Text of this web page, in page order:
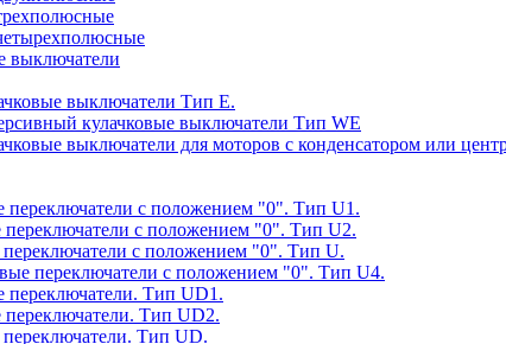
выключатели
выключатели Тип E.
кулачковые выключатели Тип WE
выключатели для моторов с конденсатором или
с положением "0". Тип U1.
с положением "0". Тип U2.
с положением "0". Тип U.
переключатели с положением "0". Тип U4.
Тип UD1.
Тип UD2.
Тип UD.